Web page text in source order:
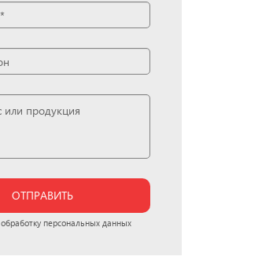
ОТПРАВИТЬ
обработку персональных данных